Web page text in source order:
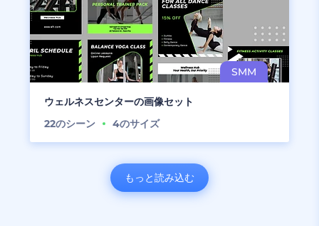
ウェルネスセンターの画像セット
22のシーン 4のサイズ
もっと読み込む